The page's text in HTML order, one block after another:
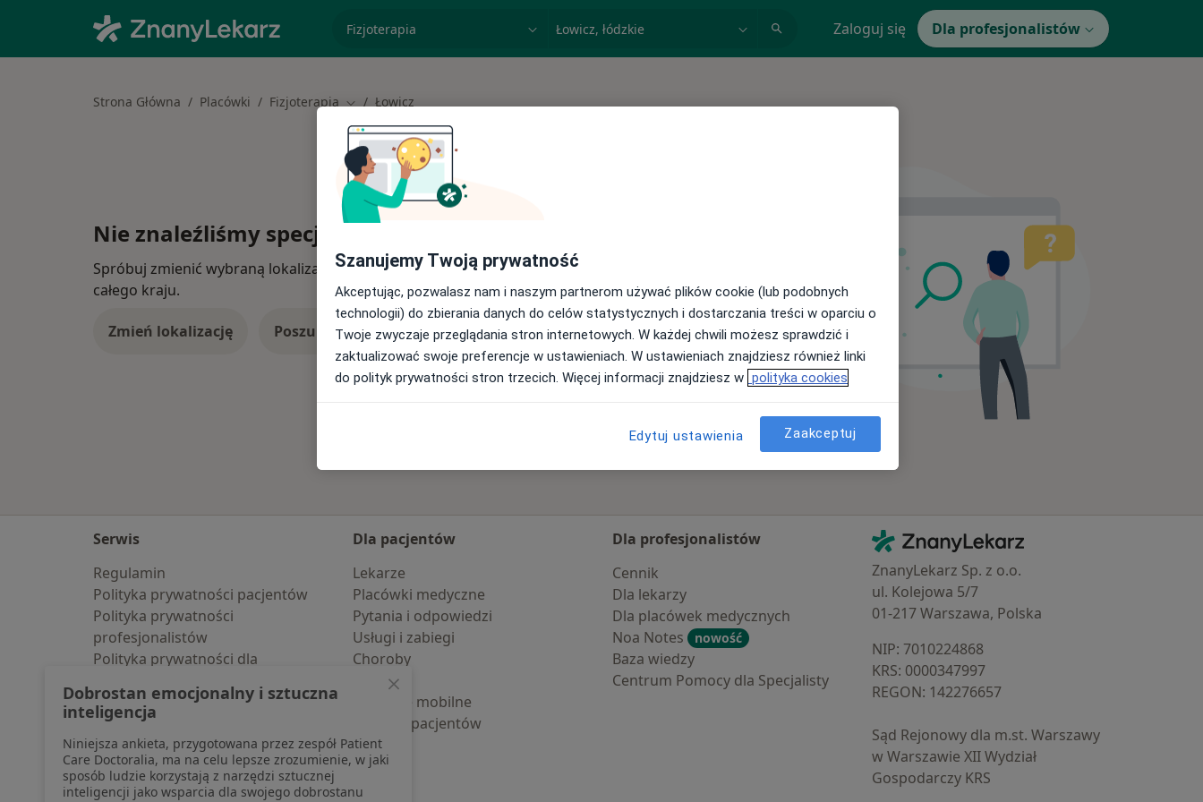
miasto lub dzielnica Zaloguj się Dla profesjonalistów
Strona Główna Placówki Fizjoterapia Zmień miasto
Łowicz
Nie znaleźliśmy specjalistów spełniających podane kryteria
Spróbuj zmienić wybraną lokalizację lub wypróbuj konsultacje online ze specjalistami z
całego kraju.
Zmień lokalizację Poszukaj konsultacji online
Serwis
Regulamin
Polityka prywatności pacjentów
Polityka prywatności
profesjonalistów
Polityka prywatności dla
pozyskaliśmy samodzielnie
Polityka cookies
Jak działają wyniki wyszukiwania
Dostępność
O nas
Dla pacjentów
Lekarze
Placówki medyczne
Pytania i odpowiedzi
Usługi i zabiegi
Choroby
Pomoc
Aplikacje mobilne
Blog dla pacjentów
Dla profesjonalistów
Cennik
Dla lekarzy
Dla placówek medycznych
Noa Notes
nowość
Baza wiedzy
Centrum Pomocy dla Specjalisty
Kontakt
ZnanyLekarz - Strona główna
ZnanyLekarz Sp. z o.o.
ul. Kolejowa 5/7
01-217 Warszawa, Polska
NIP: ⁠7010224868
KRS: ⁠0000347997
REGON: ⁠142276657
Sąd Rejonowy dla m.st. Warszawy
w Warszawie XII Wydział
Gospodarczy KRS
Szanujemy Twoją prywatność
Akceptując, pozwalasz nam i naszym partnerom używać plików cookie (lub podobnych
technologii) do zbierania danych do celów statystycznych i dostarczania treści w oparciu o
Twoje zwyczaje przeglądania stron internetowych. W każdej chwili możesz sprawdzić i
zaktualizować swoje preferencje w ustawieniach. W ustawieniach znajdziesz również linki
do polityk prywatności stron trzecich. Więcej informacji znajdziesz w polityka cookies
Edytuj ustawienia Zaakceptuj
Dobrostan emocjonalny i sztuczna
inteligencja
Niniejsza ankieta, przygotowana przez zespół Patient
Care Doctoralia, ma na celu lepsze zrozumienie, w jaki
sposób ludzie korzystają z narzędzi sztucznej
inteligencji jako wsparcia dla swojego dobrostanu